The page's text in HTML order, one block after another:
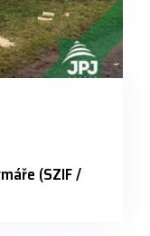
(SZIF /